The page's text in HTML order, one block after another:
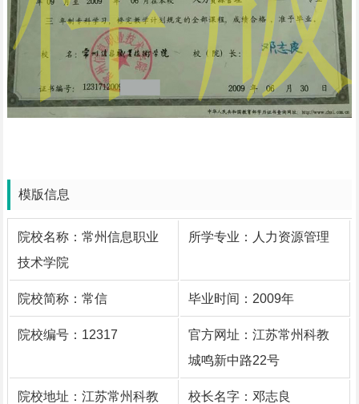
模版信息
院校名称：常州信息职业
技术学院
所学专业：人力资源管理
院校简称：常信 毕业时间：2009年
院校编号：12317
官方网址：江苏常州科教
城鸣新中路22号
院校地址：江苏常州科教
校长名字：邓志良